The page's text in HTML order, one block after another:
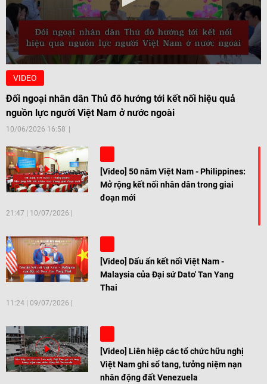
VIDEO
Đối ngoại nhân dân Thủ đô hướng tới kết nối hiệu quả
nguồn lực người Việt Nam ở nước ngoài
10/06/2026 16:58
[Video] 50 năm Việt Nam - Philippines:
Mở rộng kết nối nhân dân trong giai
đoạn mới
21:47 | 10/07/2026
[Video] Dấu ấn kết nối Việt Nam -
Malaysia của Đại sứ Dato' Tan Yang
Thai
11:24 | 09/07/2026
[Video] Liên hiệp các tổ chức hữu nghị
Việt Nam ghi sổ tang, tưởng niệm nạn
nhân động đất Venezuela